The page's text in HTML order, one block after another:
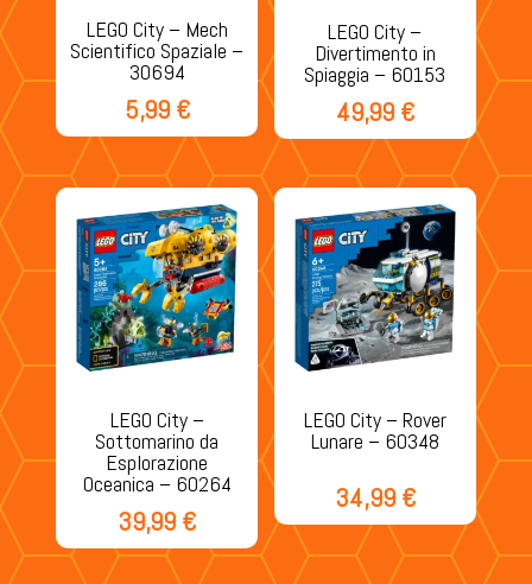
LEGO City – Mech
Scientifico Spaziale –
30694
5,99 €
LEGO City –
Divertimento in
Spiaggia – 60153
49,99 €
LEGO City –
Sottomarino da
Esplorazione
Oceanica – 60264
39,99 €
LEGO City – Rover
Lunare – 60348
34,99 €